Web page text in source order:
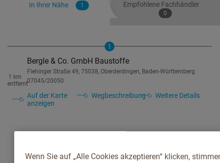
In Ihrer Nähe 1 Empfohlene Fachhändler
0
1
Bergle & Co. GmbH Baustoffe
Flehinger Straße 49, 75038, Oberderdingen, Baden-Württemberg
07045/20050
1 km
entfernt
Auf der Karte
anzeigen
Wegbeschreibung Weitere Details
Wenn Sie auf „Alle Cookies akzeptieren“ klicken,